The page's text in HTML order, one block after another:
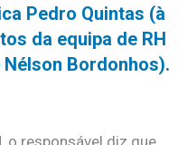
Pedro Quintas (à
da equipa de RH
Nélson Bordonhos).